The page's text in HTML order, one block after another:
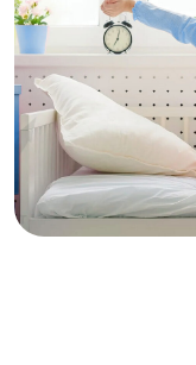
Каталог